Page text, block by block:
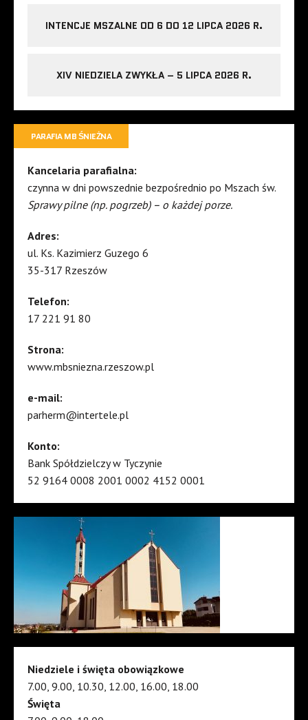
INTENCJE MSZALNE OD 6 DO 12 LIPCA 2026 R.
XIV NIEDZIELA ZWYKŁA – 5 LIPCA 2026 R.
PARAFIA MB ŚNIEŻNA
Kancelaria parafialna:
czynna w dni powszednie bezpośrednio po Mszach św.
Sprawy pilne (np. pogrzeb) – o każdej porze.
Adres:
ul. Ks. Kazimierz Guzego 6
35-317 Rzeszów
Telefon:
17 221 91 80
Strona:
www.mbsniezna.rzeszow.pl
e-mail:
parherm@intertele.pl
Konto:
Bank Spółdzielczy w Tyczynie
52 9164 0008 2001 0002 4152 0001
Niedziele i święta obowiązkowe
7.00, 9.00, 10.30, 12.00, 16.00, 18.00
Święta